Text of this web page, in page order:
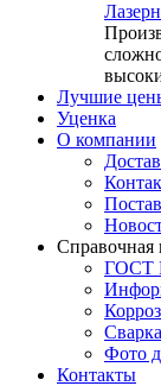
Лучшие
Уценка
О компании
ГОСТ
Сварка
Фото
Контакты